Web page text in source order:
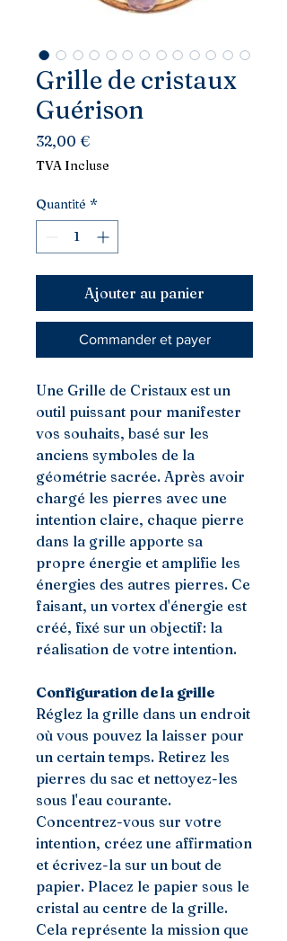
Grille de cristaux
Guérison
32,00 €Prix
TVA Incluse
Quantité *
Ajouter au panier
Commander et payer
Une Grille de Cristaux est un
outil puissant pour manifester
vos souhaits, basé sur les
anciens symboles de la
géométrie sacrée. Après avoir
chargé les pierres avec une
intention claire, chaque pierre
dans la grille apporte sa
propre énergie et amplifie les
énergies des autres pierres. Ce
faisant, un vortex d'énergie est
créé, fixé sur un objectif: la
réalisation de votre intention.
Configuration de la grille
Réglez la grille dans un endroit
où vous pouvez la laisser pour
un certain temps. Retirez les
pierres du sac et nettoyez-les
sous l'eau courante.
Concentrez-vous sur votre
intention, créez une affirmation
et écrivez-la sur un bout de
papier. Placez le papier sous le
cristal au centre de la grille.
Cela représente la mission que